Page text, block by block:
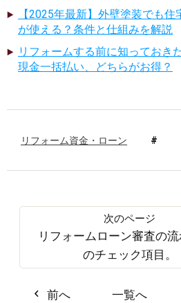
【2025年最新】外壁塗装でも住
が使える？条件と仕組みを解説
リフォームする前に知っておき
現金一括払い、どちらがお得？
リフォーム資金・ローン
リフォームローン審査の
のチェック項目。
前へ 一覧へ